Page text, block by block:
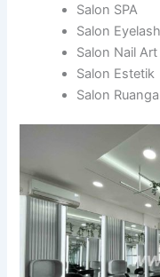
Salon SPA
Salon Eyelash
Salon Nail Art
Salon Estetik
Salon